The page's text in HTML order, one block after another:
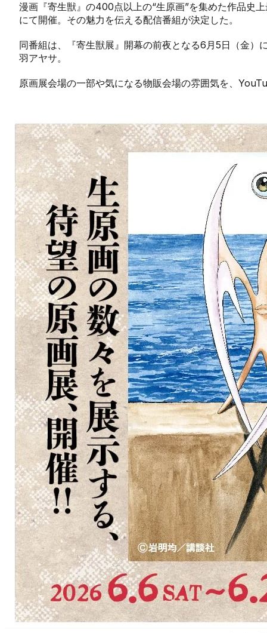
漫画『寄生獣』の400点以上の“生原画”を集めた作品史
にて開催。その魅力を伝える配信番組が決定した。
同番組は、『寄生獣展』開幕の前夜となる6月5日（金）
羽アヤサ。
原画展会場の一部や気になる物販会場の雰囲気を、